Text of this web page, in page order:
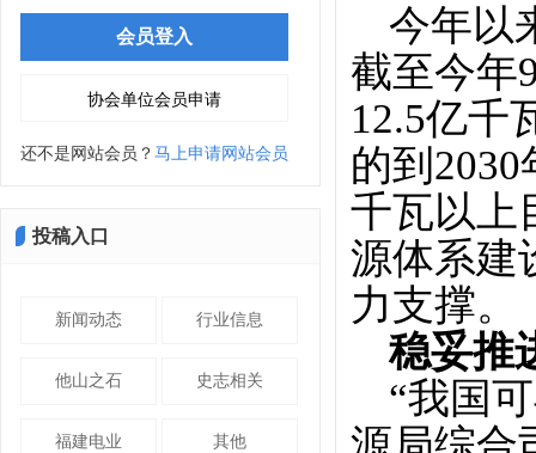
还不是网站会员？ 马上申请网站会员
投稿入口
新闻动态 行业信息
他山之石 史志相关
福建电业 其他
今年以
截至今年
12.5亿千
的到
千瓦以上
源体系建
力支撑。
稳妥推
“我国